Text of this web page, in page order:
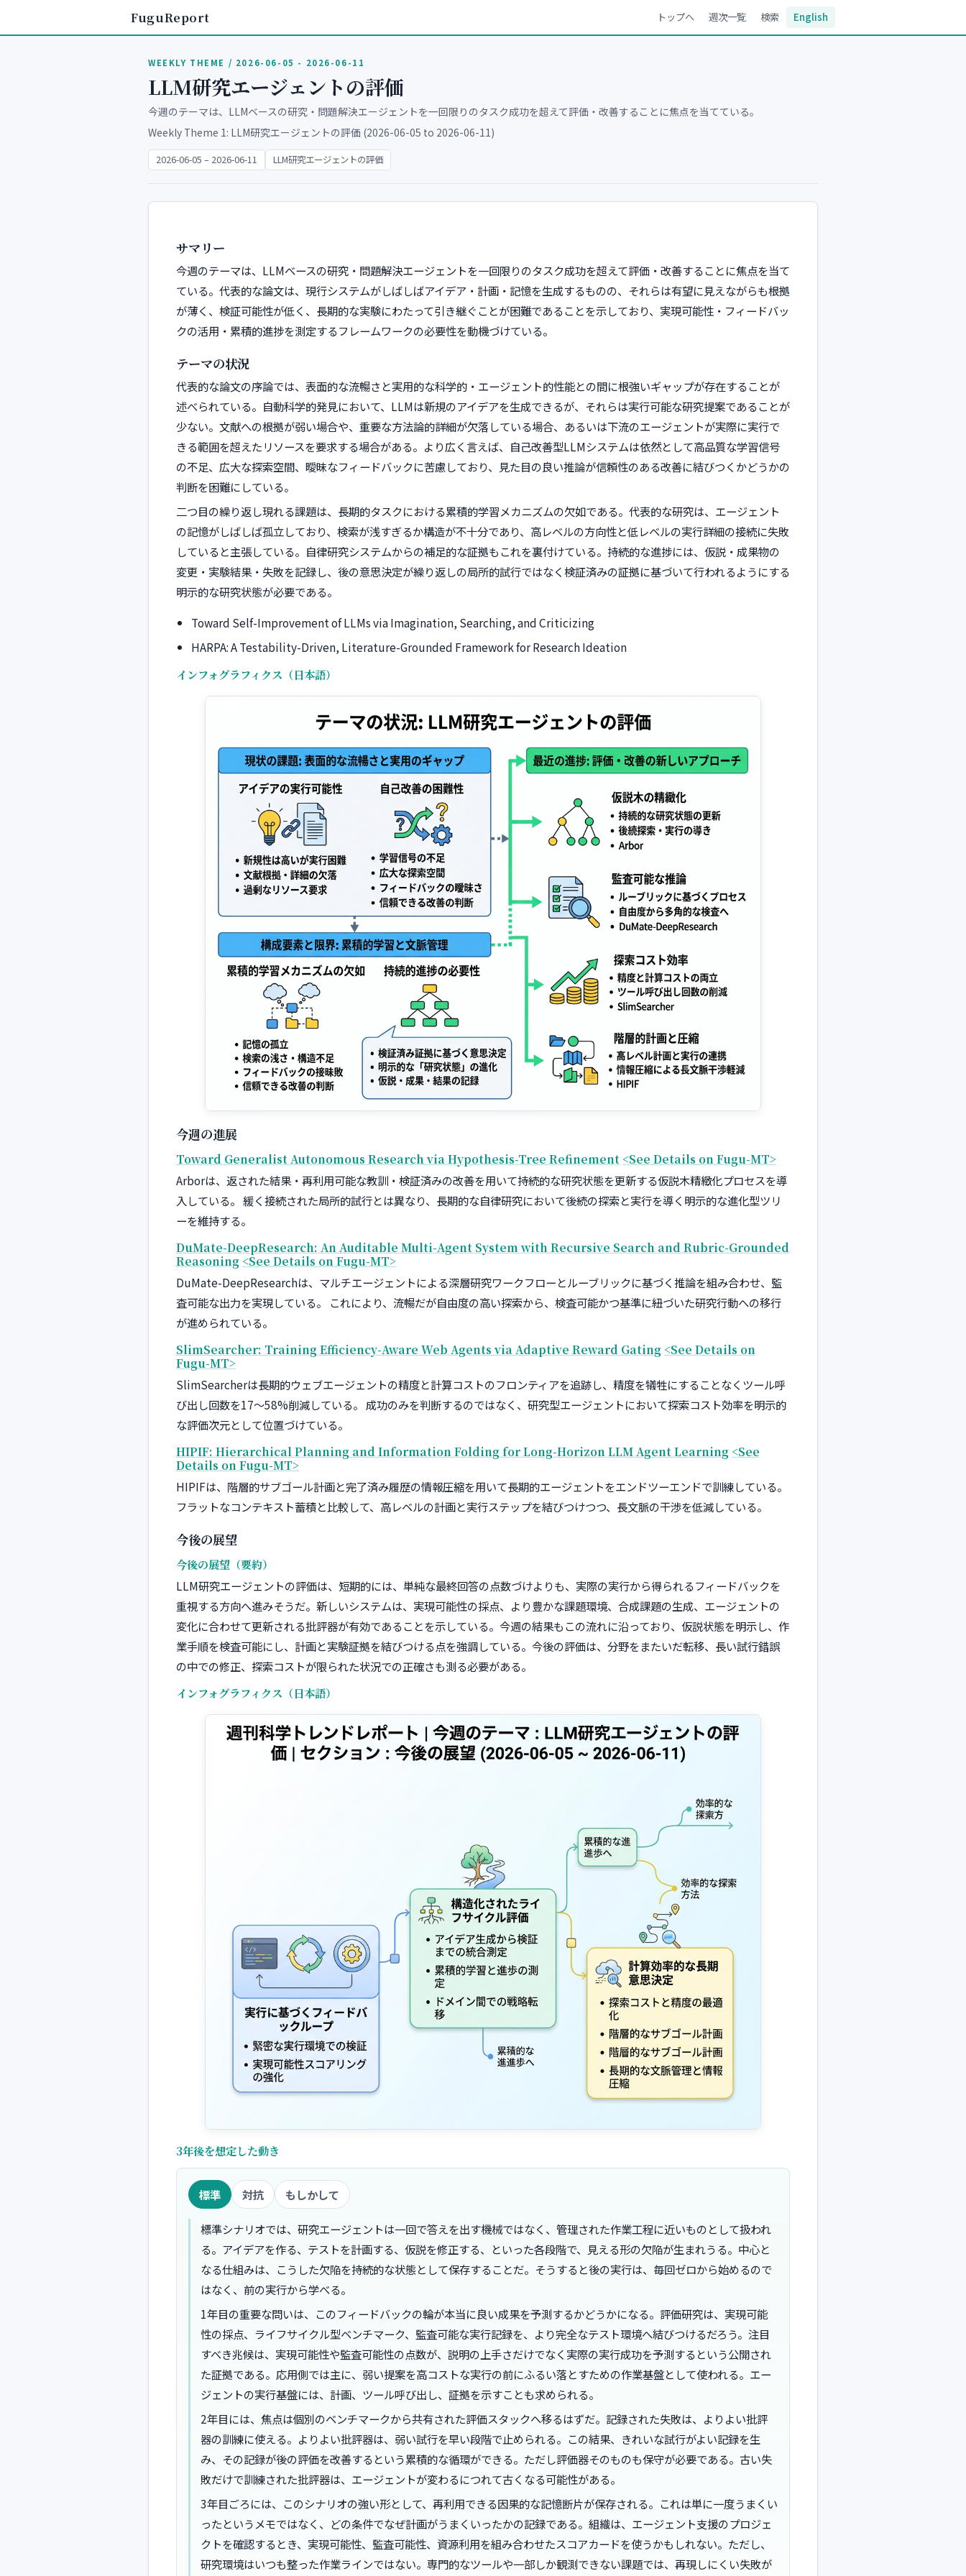
FuguReport トップへ 週次一覧 検索 English
WEEKLY THEME / 2026-06-05 - 2026-06-11
LLM研究エージェントの評価
今週のテーマは、LLMベースの研究・問題解決エージェントを一回限りのタスク成功を超えて評価・改善することに焦点を当てている。
Weekly Theme 1: LLM研究エージェントの評価 (2026-06-05 to 2026-06-11)
2026-06-05 – 2026-06-11 LLM研究エージェントの評価
サマリー
今週のテーマは、LLMベースの研究・問題解決エージェントを一回限りのタスク成功を超えて評価・改善することに焦点を当て
ている。代表的な論文は、現行システムがしばしばアイデア・計画・記憶を生成するものの、それらは有望に見えながらも根拠
が薄く、検証可能性が低く、長期的な実験にわたって引き継ぐことが困難であることを示しており、実現可能性・フィードバッ
クの活用・累積的進捗を測定するフレームワークの必要性を動機づけている。
テーマの状況
代表的な論文の序論では、表面的な流暢さと実用的な科学的・エージェント的性能との間に根強いギャップが存在することが
述べられている。自動科学的発見において、LLMは新規のアイデアを生成できるが、それらは実行可能な研究提案であることが
少ない。文献への根拠が弱い場合や、重要な方法論的詳細が欠落している場合、あるいは下流のエージェントが実際に実行で
きる範囲を超えたリソースを要求する場合がある。より広く言えば、自己改善型LLMシステムは依然として高品質な学習信号
の不足、広大な探索空間、曖昧なフィードバックに苦慮しており、見た目の良い推論が信頼性のある改善に結びつくかどうかの
判断を困難にしている。
二つ目の繰り返し現れる課題は、長期的タスクにおける累積的学習メカニズムの欠如である。代表的な研究は、エージェント
の記憶がしばしば孤立しており、検索が浅すぎるか構造が不十分であり、高レベルの方向性と低レベルの実行詳細の接続に失敗
していると主張している。自律研究システムからの補足的な証拠もこれを裏付けている。持続的な進捗には、仮説・成果物の
変更・実験結果・失敗を記録し、後の意思決定が繰り返しの局所的試行ではなく検証済みの証拠に基づいて行われるようにする
明示的な研究状態が必要である。
Toward Self-Improvement of LLMs via Imagination, Searching, and Criticizing
HARPA: A Testability-Driven, Literature-Grounded Framework for Research Ideation
インフォグラフィクス（日本語）
今週の進展
Toward Generalist Autonomous Research via Hypothesis-Tree Refinement <See Details on Fugu-MT>
Arborは、返された結果・再利用可能な教訓・検証済みの改善を用いて持続的な研究状態を更新する仮説木精緻化プロセスを導
入している。 緩く接続された局所的試行とは異なり、長期的な自律研究において後続の探索と実行を導く明示的な進化型ツリ
ーを維持する。
DuMate-DeepResearch: An Auditable Multi-Agent System with Recursive Search and Rubric-Grounded
Reasoning <See Details on Fugu-MT>
DuMate-DeepResearchは、マルチエージェントによる深層研究ワークフローとルーブリックに基づく推論を組み合わせ、監
査可能な出力を実現している。 これにより、流暢だが自由度の高い探索から、検査可能かつ基準に紐づいた研究行動への移行
が進められている。
SlimSearcher: Training Efficiency-Aware Web Agents via Adaptive Reward Gating <See Details on
Fugu-MT>
SlimSearcherは長期的ウェブエージェントの精度と計算コストのフロンティアを追跡し、精度を犠牲にすることなくツール呼
び出し回数を17〜58%削減している。 成功のみを判断するのではなく、研究型エージェントにおいて探索コスト効率を明示的
な評価次元として位置づけている。
HIPIF: Hierarchical Planning and Information Folding for Long-Horizon LLM Agent Learning <See
Details on Fugu-MT>
HIPIFは、階層的サブゴール計画と完了済み履歴の情報圧縮を用いて長期的エージェントをエンドツーエンドで訓練している。
フラットなコンテキスト蓄積と比較して、高レベルの計画と実行ステップを結びつけつつ、長文脈の干渉を低減している。
今後の展望
今後の展望（要約）
LLM研究エージェントの評価は、短期的には、単純な最終回答の点数づけよりも、実際の実行から得られるフィードバックを
重視する方向へ進みそうだ。新しいシステムは、実現可能性の採点、より豊かな課題環境、合成課題の生成、エージェントの
変化に合わせて更新される批評器が有効であることを示している。今週の結果もこの流れに沿っており、仮説状態を明示し、作
業手順を検査可能にし、計画と実験証拠を結びつける点を強調している。今後の評価は、分野をまたいだ転移、長い試行錯誤
の中での修正、探索コストが限られた状況での正確さも測る必要がある。
インフォグラフィクス（日本語）
3年後を想定した動き
標準 対抗 もしかして
標準シナリオでは、研究エージェントは一回で答えを出す機械ではなく、管理された作業工程に近いものとして扱われ
る。アイデアを作る、テストを計画する、仮説を修正する、といった各段階で、見える形の欠陥が生まれうる。中心と
なる仕組みは、こうした欠陥を持続的な状態として保存することだ。そうすると後の実行は、毎回ゼロから始めるので
はなく、前の実行から学べる。
1年目の重要な問いは、このフィードバックの輪が本当に良い成果を予測するかどうかになる。評価研究は、実現可能
性の採点、ライフサイクル型ベンチマーク、監査可能な実行記録を、より完全なテスト環境へ結びつけるだろう。注目
すべき兆候は、実現可能性や監査可能性の点数が、説明の上手さだけでなく実際の実行成功を予測するという公開され
た証拠である。応用側では主に、弱い提案を高コストな実行の前にふるい落とすための作業基盤として使われる。エー
ジェントの実行基盤には、計画、ツール呼び出し、証拠を示すことも求められる。
2年目には、焦点は個別のベンチマークから共有された評価スタックへ移るはずだ。記録された失敗は、よりよい批評
器の訓練に使える。よりよい批評器は、弱い試行を早い段階で止められる。この結果、きれいな試行がよい記録を生
み、その記録が後の評価を改善するという累積的な循環ができる。ただし評価器そのものも保守が必要である。古い失
敗だけで訓練された批評器は、エージェントが変わるにつれて古くなる可能性がある。
3年目ごろには、このシナリオの強い形として、再利用できる因果的な記憶断片が保存される。これは単に一度うまくい
ったというメモではなく、どの条件でなぜ計画がうまくいったかの記録である。組織は、エージェント支援のプロジェ
クトを確認するとき、実現可能性、監査可能性、資源利用を組み合わせたスコアカードを使うかもしれない。ただし、
研究環境はいつも整った作業ラインではない。専門的なツールや一部しか観測できない課題では、再現しにくい失敗が